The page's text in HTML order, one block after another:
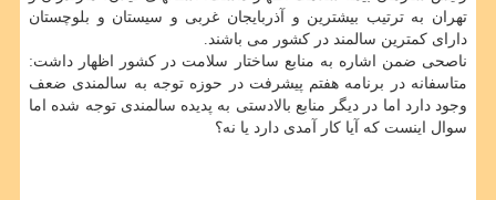
تهران به ترتیب بیشترین و آذربایجان غربی و سیستان و بلوچستان
دارای کمترین سالمند در کشور می باشند.
ناصحی ضمن اشاره به منابع ساختار سلامت در کشور اظهار داشت:
متاسفانه در برنامه هفتم پیشرفت در حوزه توجه به سالمندی ضعف
وجود دارد اما در دیگر منابع بالادستی به پدیده سالمندی توجه شده اما
سوال اینست که آیا کار آمدی دارد یا نه؟